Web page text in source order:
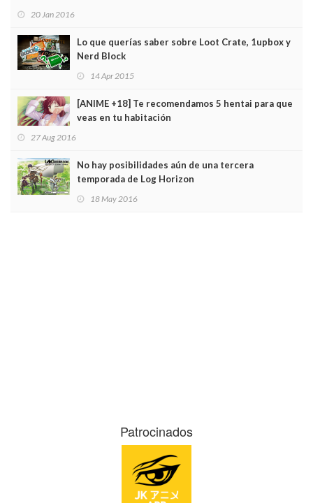
20 Jan 2016
Lo que querías saber sobre Loot Crate, 1upbox y
Nerd Block
14 Apr 2015
[ANIME +18] Te recomendamos 5 hentai para que
veas en tu habitación
27 Aug 2016
No hay posibilidades aún de una tercera
temporada de Log Horizon
18 May 2016
Patrocinados